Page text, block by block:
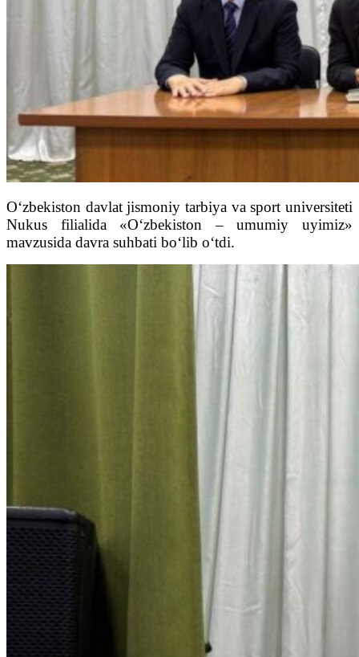
O‘zbekiston davlat jismoniy tarbiya va sport universiteti
Nukus filialida «O‘zbekiston – umumiy uyimiz»
mavzusida davra suhbati bo‘lib o‘tdi.